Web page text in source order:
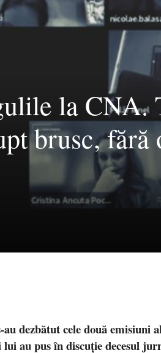
la CNA.
brusc, fără
dezbătut cele două emisiuni
au pus în discuție decesul